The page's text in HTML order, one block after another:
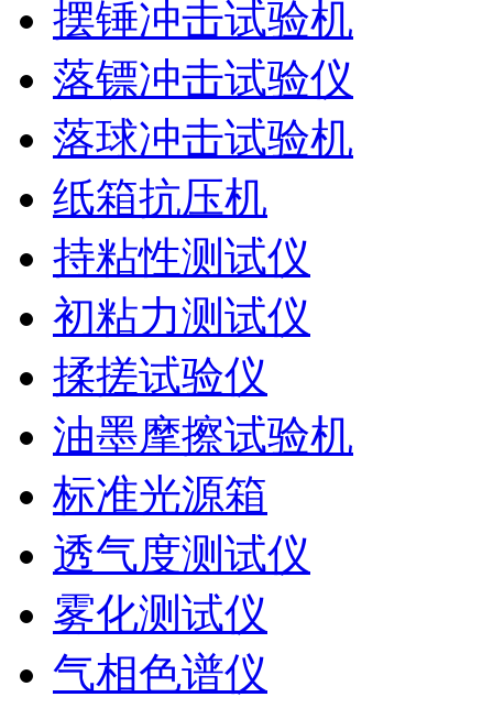
摆锤冲击试验机
落镖冲击试验仪
落球冲击试验机
纸箱抗压机
持粘性测试仪
初粘力测试仪
揉搓试验仪
油墨摩擦试验机
标准光源箱
透气度测试仪
雾化测试仪
气相色谱仪